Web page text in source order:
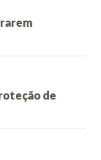
de